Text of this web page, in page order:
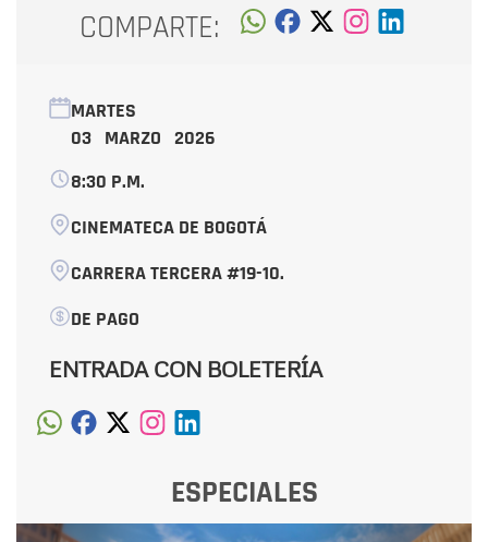
COMPARTE:
MARTES
03 MARZO 2026
8:30 P.M.
CINEMATECA DE BOGOTÁ
CARRERA TERCERA #19-10.
DE PAGO
ENTRADA CON BOLETERÍA
ESPECIALES